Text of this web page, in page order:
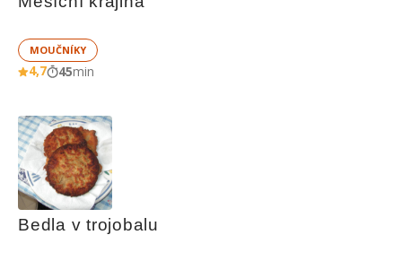
MOUČNÍKY
4,7 45min
Bedla v trojobalu